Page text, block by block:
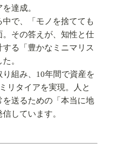
達成。
で、「モノを捨てても
その答えが、知性と仕
る「豊かなミニマリス
。
組み、10年間で資産を
リタイアを実現。人と
を送るための「本当に地
しています。